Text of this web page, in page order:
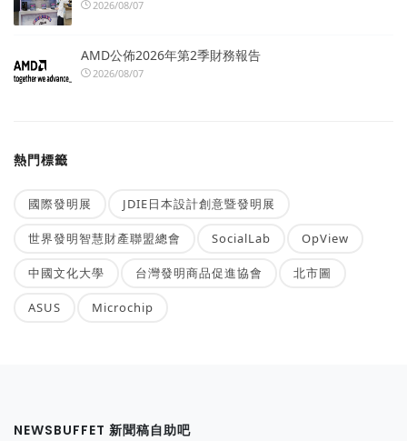
2026/08/07
AMD公佈2026年第2季財務報告
2026/08/07
熱門標籤
國際發明展 JDIE日本設計創意暨發明展
世界發明智慧財產聯盟總會 SocialLab OpView
中國文化大學 台灣發明商品促進協會 北市圖
ASUS Microchip
NEWSBUFFET 新聞稿自助吧